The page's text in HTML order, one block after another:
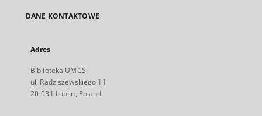
DANE KONTAKTOWE
Adres
Biblioteka UMCS
ul. Radziszewskiego 11
20-031 Lublin, Poland